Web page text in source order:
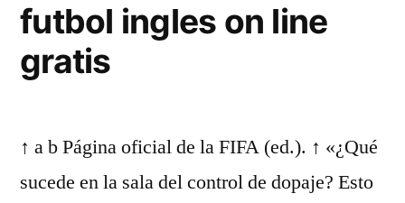
futbol ingles on line
gratis
↑ a b Página oficial de la FIFA (ed.). ↑ «¿Qué
sucede en la sala del control de dopaje? Esto